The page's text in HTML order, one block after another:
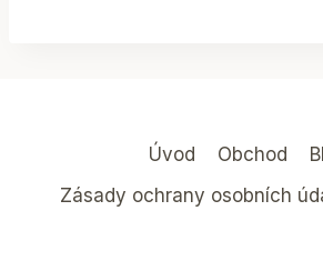
Úvod Obchod
Zásady ochrany osobních